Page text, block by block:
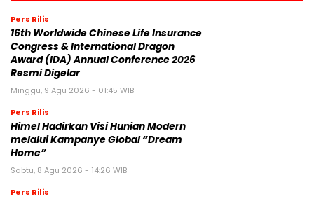
Pers Rilis
16th Worldwide Chinese Life Insurance
Congress & International Dragon
Award (IDA) Annual Conference 2026
Resmi Digelar
Minggu, 9 Agu 2026 - 01:45 WIB
Pers Rilis
Himel Hadirkan Visi Hunian Modern
melalui Kampanye Global “Dream
Home”
Sabtu, 8 Agu 2026 - 14:26 WIB
Pers Rilis